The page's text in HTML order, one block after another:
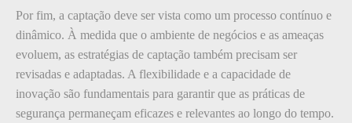
Por fim, a captação deve ser vista como um processo contínuo e
dinâmico. À medida que o ambiente de negócios e as ameaças
evoluem, as estratégias de captação também precisam ser
revisadas e adaptadas. A flexibilidade e a capacidade de
inovação são fundamentais para garantir que as práticas de
segurança permaneçam eficazes e relevantes ao longo do tempo.